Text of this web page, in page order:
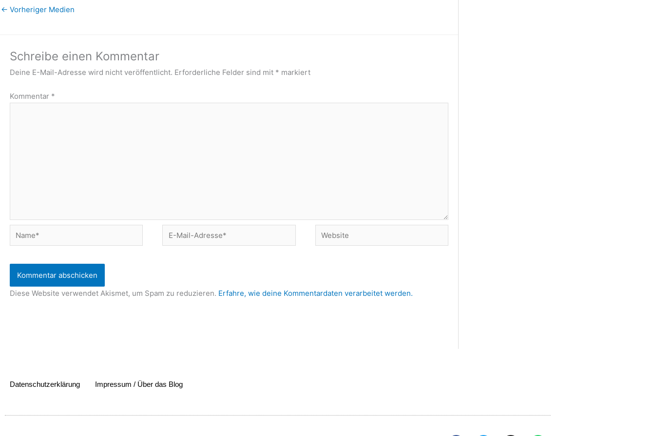
← Vorheriger Medien
Schreibe einen Kommentar
Deine E-Mail-Adresse wird nicht veröffentlicht. Erforderliche Felder sind mit * markiert
Kommentar *
Name*
E-
Mail-
Website
Diese Website verwendet Akismet, um Spam zu reduzieren. Erfahre, wie deine Kommentardaten verarbeitet werden.
Datenschutzerklärung Impressum / Über das Blog